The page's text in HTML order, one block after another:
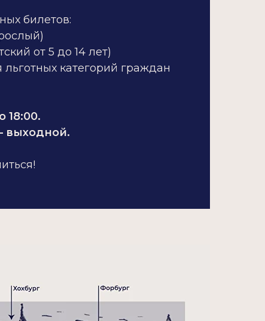
билетов:
от 5 до 14 лет)
льготных категорий граждан
18:00.
выходной.